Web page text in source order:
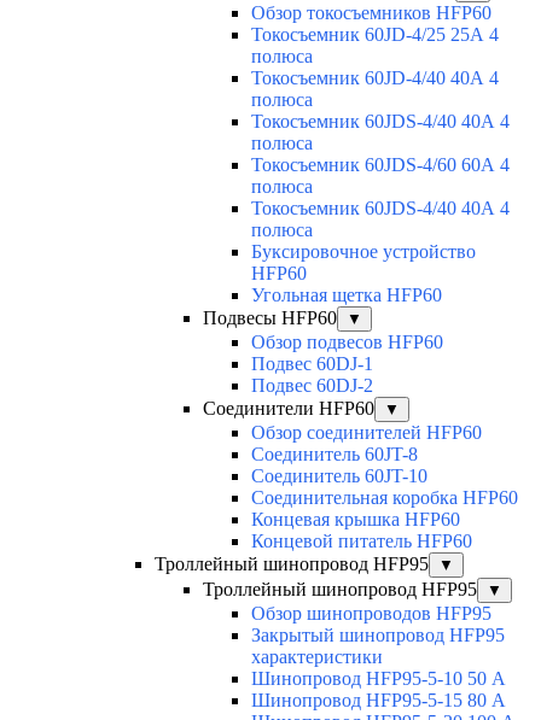
Обзор токосъемников HFP60
Токосъемник 60JD-4/25 25А 4
полюса
Токосъемник 60JD-4/40 40А 4
полюса
Токосъемник 60JDS-4/40 40А 4
полюса
Токосъемник 60JDS-4/60 60А 4
полюса
Токосъемник 60JDS-4/40 40А 4
полюса
Буксировочное устройство
HFP60
Угольная щетка HFP60
Подвесы HFP60
▼
Обзор подвесов HFP60
Подвес 60DJ-1
Подвес 60DJ-2
Соединители HFP60
▼
Обзор соединителей HFP60
Соединитель 60JT-8
Соединитель 60JT-10
Соединительная коробка HFP60
Концевая крышка HFP60
Концевой питатель HFP60
Троллейный шинопровод HFP95
▼
Троллейный шинопровод HFP95 ▼
Обзор шинопроводов HFP95
Закрытый шинопровод HFP95
характеристики
Шинопровод HFP95-5-10 50 А
Шинопровод HFP95-5-15 80 А